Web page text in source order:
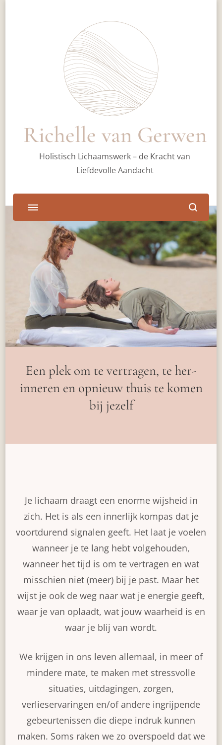
Richelle van Gerwen
Holistisch Lichaamswerk – de Kracht van
Liefdevolle Aandacht
Een plek om te vertragen, te her-
inneren en opnieuw thuis te komen
bij jezelf
Je lichaam draagt een enorme wijsheid in
zich. Het is als een innerlijk kompas dat je
voortdurend signalen geeft. Het laat je voelen
wanneer je te lang hebt volgehouden,
wanneer het tijd is om te vertragen en wat
misschien niet (meer) bij je past. Maar het
wijst je ook de weg naar wat je energie geeft,
waar je van oplaadt, wat jouw waarheid is en
waar je blij van wordt.
We krijgen in ons leven allemaal, in meer of
mindere mate, te maken met stressvolle
situaties, uitdagingen, zorgen,
verlieservaringen en/of andere ingrijpende
gebeurtenissen die diepe indruk kunnen
maken. Soms raken we zo overspoeld dat we